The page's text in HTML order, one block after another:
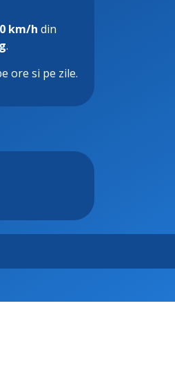
0 km/h din
.
ore si pe zile.